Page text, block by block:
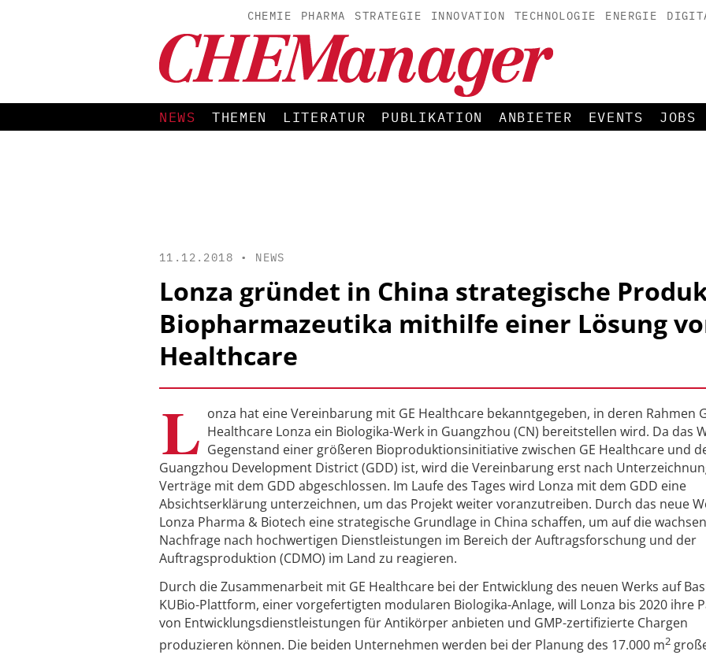
CHEMIE PHARMA STRATEGIE INNOVATION TECHNOLOGIE ENERGIE
NEWS THEMEN LITERATUR PUBLIKATION ANBIETER EVENTS JOBS
11.12.2018 • NEWS
Lonza gründet in China strategische
Biopharmazeutika mithilfe einer Lösung
Healthcare
L onza hat eine Vereinbarung mit GE Healthcare bekanntgegeben, in deren Rahmen
Healthcare Lonza ein Biologika-Werk in Guangzhou (CN) bereitstellen wird. Da das
Gegenstand einer größeren Bioproduktionsinitiative zwischen GE Healthcare und
Guangzhou Development District (GDD) ist, wird die Vereinbarung erst nach
Verträge mit dem GDD abgeschlossen. Im Laufe des Tages wird Lonza mit dem GDD eine
Absichtserklärung unterzeichnen, um das Projekt weiter voranzutreiben. Durch das neue
Lonza Pharma & Biotech eine strategische Grundlage in China schaffen, um auf die
Nachfrage nach hochwertigen Dienstleistungen im Bereich der Auftragsforschung und der
Auftragsproduktion (CDMO) im Land zu reagieren.
Durch die Zusammenarbeit mit GE Healthcare bei der Entwicklung des neuen Werks auf
KUBio-Plattform, einer vorgefertigten modularen Biologika-Anlage, will Lonza bis 2020 ihre
von Entwicklungsdienstleistungen für Antikörper anbieten und GMP-zertifizierte Chargen
produzieren können. Die beiden Unternehmen werden bei der Planung des 17.000 m2